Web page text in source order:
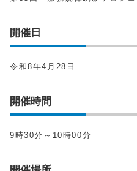
開催日
令和8年4月28日
開催時間
9時30分～10時00分